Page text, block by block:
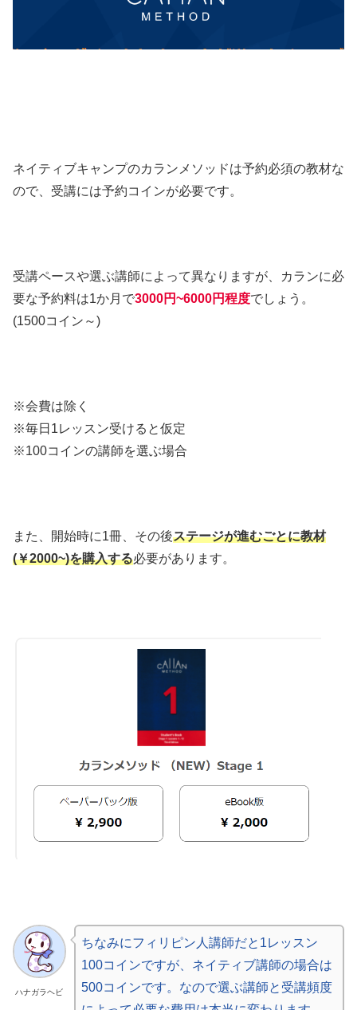
ネイティブキャンプのカランメソッドは予約必須の教材な
ので、受講には予約コインが必要です。
受講ペースや選ぶ講師によって異なりますが、カランに必
要な予約料は1か月で3000円~6000円程度でしょう。
(1500コイン～)
※会費は除く
※毎日1レッスン受けると仮定
※100コインの講師を選ぶ場合
また、開始時に1冊、その後ステージが進むごとに教材
(￥2000~)を購入する必要があります。
ハナガラヘビ
ちなみにフィリピン人講師だと1レッスン
100コインですが、ネイティブ講師の場合は
500コインです。なので選ぶ講師と受講頻度